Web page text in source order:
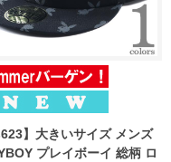
】大きいサイズ メンズ
プレイボーイ 総柄 ロ